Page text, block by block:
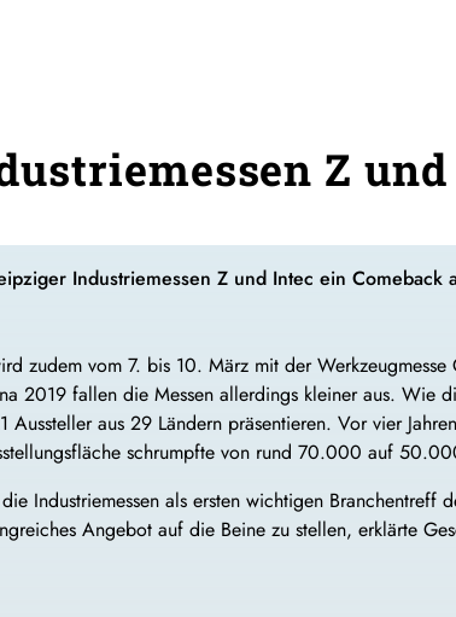
Z
Industriemessen Z und Intec ein Comeback
zudem vom 7. bis 10. März mit der
2019 fallen die Messen allerdings kleiner aus. Wie
Aussteller aus 29 Ländern präsentieren. Vor vier
schrumpfte von rund 70.000 auf
Industriemessen als ersten wichtigen Branchentreff
Angebot auf die Beine zu stellen, erklärte